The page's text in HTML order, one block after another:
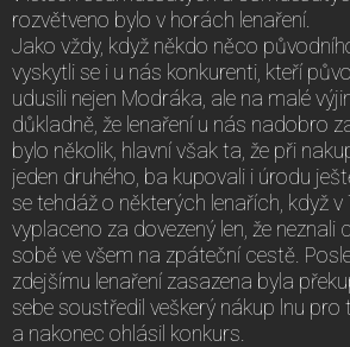
rozvětveno bylo v horách lenaření.
Jako vždy, když někdo něco
vyskytli se i u nás konkurenti, kteří
udusili nejen Modráka, ale na malé
důkladně, že lenaření u nás nadobro
bylo několik, hlavní však ta, že při
jeden druhého, ba kupovali i úrodu
se tehdáž o některých lenařích, když
vyplaceno za dovezený len, že neznali
sobě ve všem na zpáteční cestě.
zdejšímu lenaření zasazena byla
sebe soustředil veškerý nákup lnu
a nakonec ohlásil konkurs.